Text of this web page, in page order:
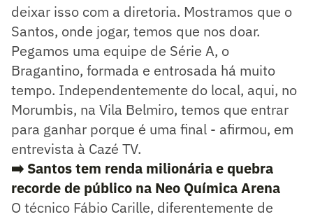
deixar isso com a diretoria. Mostramos que o
Santos, onde jogar, temos que nos doar.
Pegamos uma equipe de Série A, o
Bragantino, formada e entrosada há muito
tempo. Independentemente do local, aqui, no
Morumbis, na Vila Belmiro, temos que entrar
para ganhar porque é uma final - afirmou, em
entrevista à Cazé TV.
➡️ Santos tem renda milionária e quebra
recorde de público na Neo Química Arena
O técnico Fábio Carille, diferentemente de